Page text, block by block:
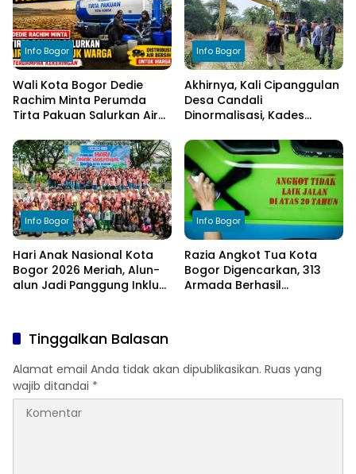
Info Bogor
Wali Kota Bogor Dedie
Rachim Minta Perumda
Tirta Pakuan Salurkan Air
Terdampak Kekeringan
Info Bogor
Akhirnya, Kali Cipanggulan
Desa Candali
Dinormalisasi, Kades
kepada Bupati Bogor
Info Bogor
Hari Anak Nasional Kota
Bogor 2026 Meriah, Alun-
alun Jadi Panggung Inklusi
Info Bogor
Razia Angkot Tua Kota
Bogor Digencarkan, 313
Armada Berhasil
Tinggalkan Balasan
Alamat email Anda tidak akan dipublikasikan. Ruas yang
wajib ditandai *